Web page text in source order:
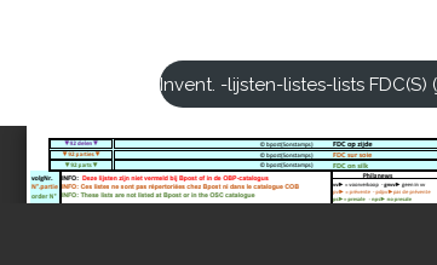
Invent. -lijsten-listes-lists FDC(S)